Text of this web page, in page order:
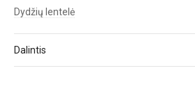
Dydžių lentelė
Dalintis